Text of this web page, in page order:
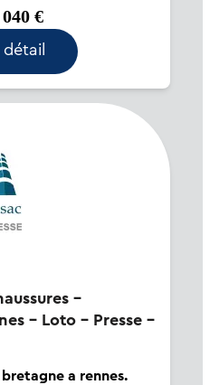
4 chambres .Cette
est id...
€
- Loto - Presse -
a rennes.